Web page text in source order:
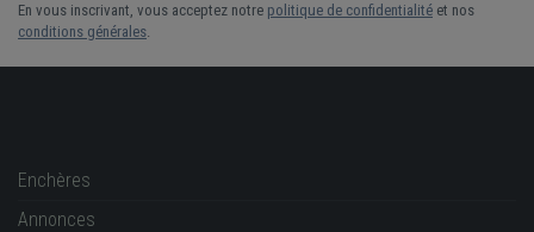
En vous inscrivant, vous acceptez notre politique de confidentialité et nos
conditions générales.
Enchères
Annonces